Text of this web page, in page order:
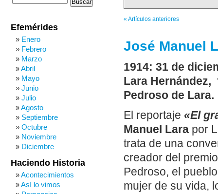
« Artículos anteriores
José Manuel
1914: 31 de
Lara Hernández,
Pedroso de Lara.
El reportaje «El
Manuel Lara por
trata de una
creador del
Pedroso, el
mujer de su vida,
Efemérides
Enero
Febrero
Marzo
Abril
Mayo
Junio
Julio
Agosto
Septiembre
Octubre
Noviembre
Diciembre
Haciendo Historia
Acontecimientos
Así lo vimos